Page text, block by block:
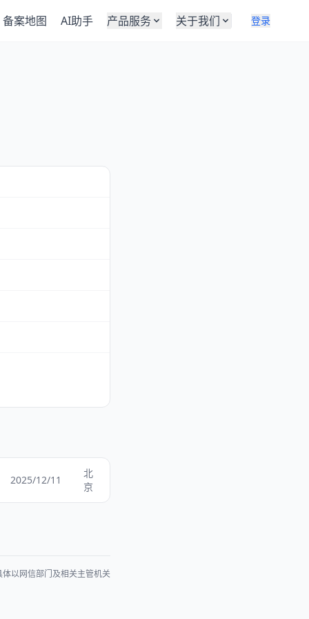
备案地图 AI助手 产品服务 关于我们 登录
2025/12/11
北
京
以网信部门及相关主管机关